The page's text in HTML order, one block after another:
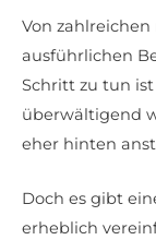
Von
ausführlichen
Schritt zu tun ist
überwältigend
eher hinten
Doch es gibt
erheblich